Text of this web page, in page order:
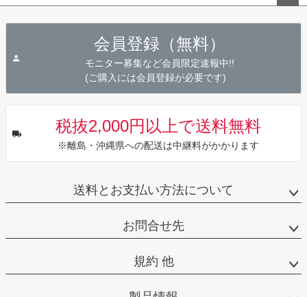
会員登録（無料）
モニター募集など会員限定速報中!!
(ご購入には会員登録が必要です)
税抜2,000円以上で送料無料
※離島・沖縄県への配送は中継料がかかります
送料とお支払い方法について
お問合せ先
規約 他